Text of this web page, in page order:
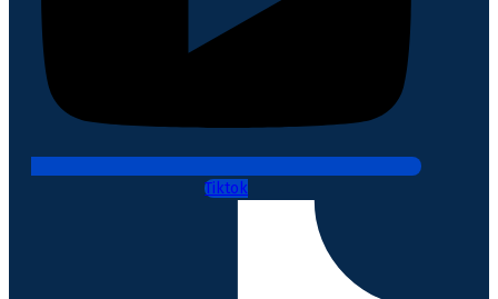
Tiktok